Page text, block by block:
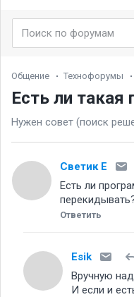
Общение Технофорумы
Есть ли
Нужен совет (поиск
Светик Е
Есть ли
Ответить
Esik
Вручную
И если и